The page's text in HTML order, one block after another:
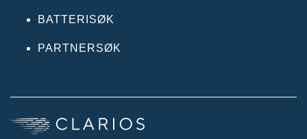
BATTERISØK
PARTNERSØK